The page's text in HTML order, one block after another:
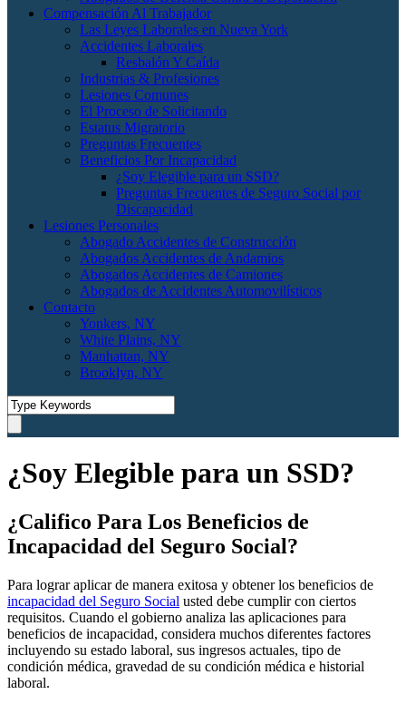
Compensación Al Trabajador
Las Leyes Laborales en Nueva York
Accidentes Laborales
Resbalón Y Caída
Industrias & Profesiones
Lesiones Comunes
El Proceso de Solicitando
Estatus Migratorio
Preguntas Frecuentes
Beneficios Por Incapacidad
¿Soy Elegible para un SSD?
Preguntas Frecuentes de Seguro Social por
Discapacidad
Lesiones Personales
Abogado Accidentes de Construcción
Abogados Accidentes de Andamios
Abogados Accidentes de Camiones
Abogados de Accidentes Automovilísticos
Contacto
Yonkers, NY
White Plains, NY
Manhattan, NY
Brooklyn, NY
¿Soy Elegible para un SSD?
¿Califico Para Los Beneficios de
Incapacidad del Seguro Social?
Para lograr aplicar de manera exitosa y obtener los beneficios de
incapacidad del Seguro Social usted debe cumplir con ciertos
requisitos. Cuando el gobierno analiza las aplicaciones para
beneficios de incapacidad, considera muchos diferentes factores
incluyendo su estado laboral, sus ingresos actuales, tipo de
condición médica, gravedad de su condición médica e historial
laboral.